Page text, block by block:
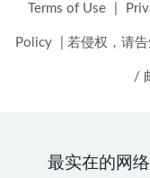
Terms of Use
Policy 若侵权，请
/
最实在的网